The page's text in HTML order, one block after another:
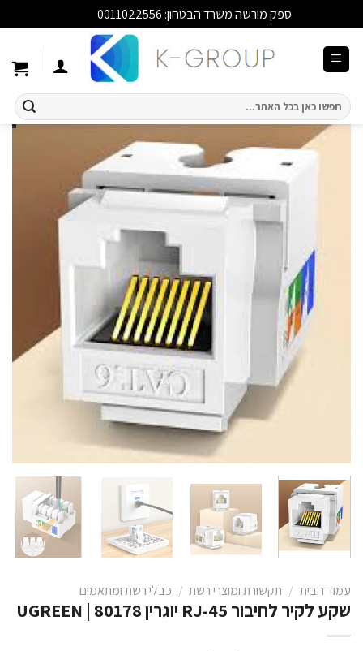
ספק מורשה משרד הבטחון: 0011022556
חיפוש
עבור:
עמוד הבית / תקשורת ומוצרי רשת / כבלי רשת ומתאמים
שקע לקיר לחיבור RJ-45 יוגרין UGREEN | 80178